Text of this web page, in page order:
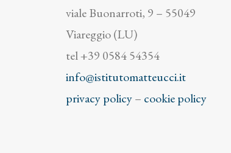
viale Buonarroti, 9 – 55049
Viareggio (LU)
tel +39 0584 54354
info@istitutomatteucci.it
privacy policy– cookie policy